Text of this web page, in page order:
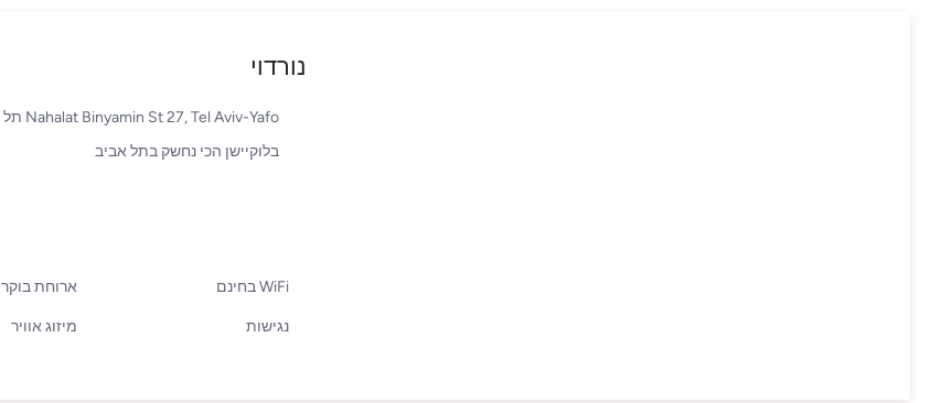
נורדוי
Nahalat Binyamin St 27, Tel Aviv-Yafo תל אביב
בלוקיישן הכי נחשק בתל אביב
WiFi בחינם ארוחת בוקר
נגישות מיזוג אוויר